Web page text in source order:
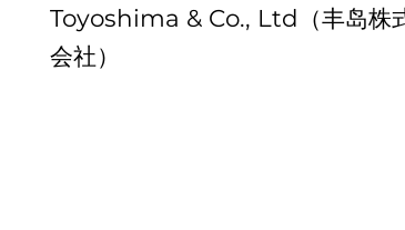
Toyoshima & Co., Ltd（丰岛株
会社）